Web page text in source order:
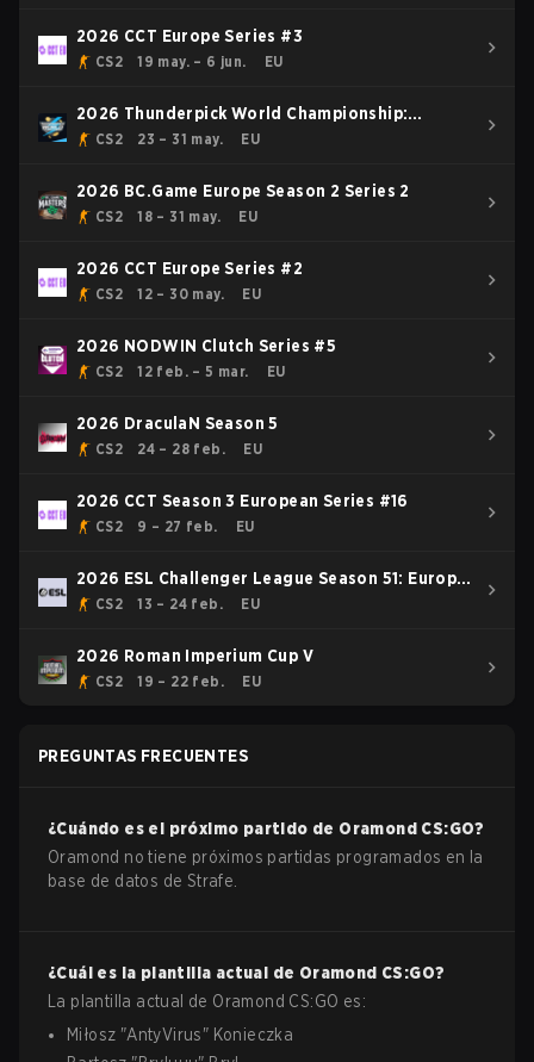
2026 CCT Europe Series #3
CS2 19 may. – 6 jun. EU
2026 Thunderpick World Championship:
European Series #1
CS2 23 – 31 may. EU
2026 BC.Game Europe Season 2 Series 2
CS2 18 – 31 may. EU
2026 CCT Europe Series #2
CS2 12 – 30 may. EU
2026 NODWIN Clutch Series #5
CS2 12 feb. – 5 mar. EU
2026 DraculaN Season 5
CS2 24 – 28 feb. EU
2026 CCT Season 3 European Series #16
CS2 9 – 27 feb. EU
2026 ESL Challenger League Season 51: Europe
- Cup #1
CS2 13 – 24 feb. EU
2026 Roman Imperium Cup V
CS2 19 – 22 feb. EU
PREGUNTAS FRECUENTES
¿Cuándo es el próximo partido de Oramond CS:GO?
Oramond no tiene próximos partidas programados en la
base de datos de Strafe.
¿Cuál es la plantilla actual de Oramond CS:GO?
La plantilla actual de Oramond CS:GO es:
Miłosz "AntyVirus" Konieczka